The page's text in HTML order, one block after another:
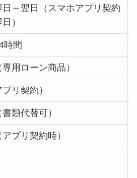
日～翌日（スマホアプリ契約
）
時間
用ローン商品）
リ契約）
類代替可）
プリ契約時）